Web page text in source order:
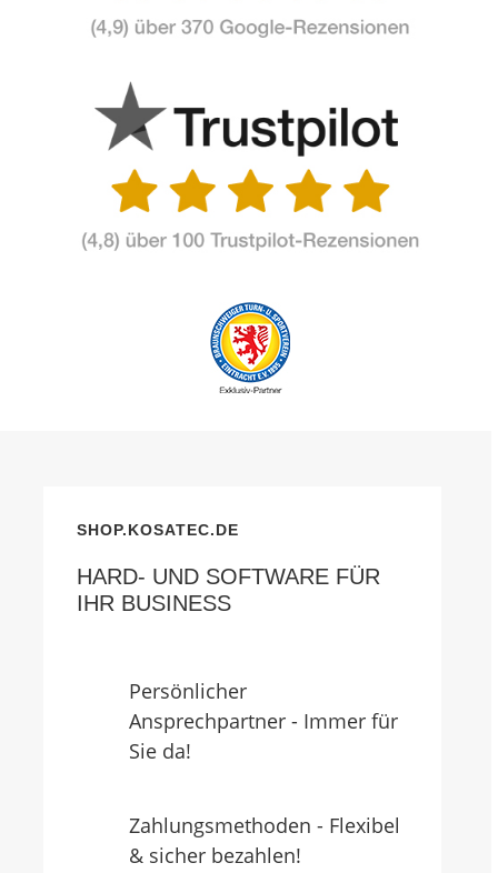
SHOP.KOSATEC.DE
HARD- UND SOFTWARE FÜR
IHR BUSINESS
Persönlicher
Ansprechpartner - Immer für
Sie da!
Zahlungsmethoden - Flexibel
& sicher bezahlen!